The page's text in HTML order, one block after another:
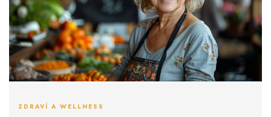
ZDRAVÍ A WELLNESS